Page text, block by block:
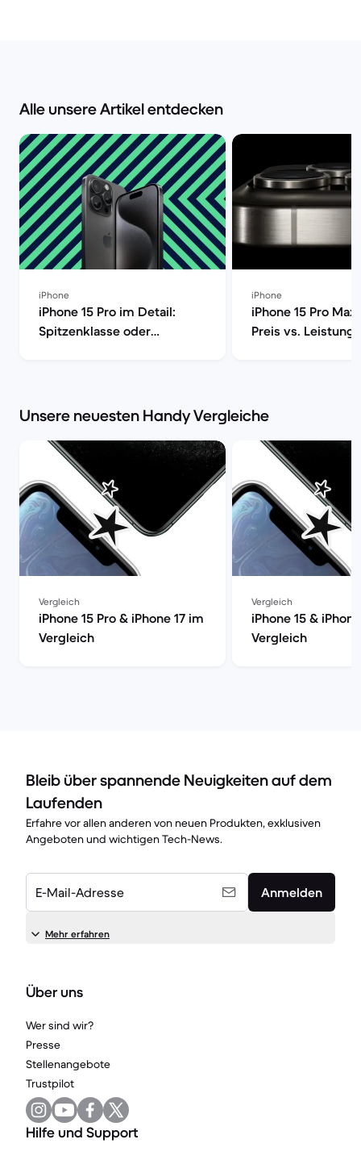
Alle unsere Artikel entdecken
iPhone
iPhone 15 Pro im Detail:
Spitzenklasse oder
iPhone
iPhone 15 Pro
Preis vs. Leistung
Unsere neuesten Handy Vergleiche
Vergleich
iPhone 15 Pro & iPhone 17 im
Vergleich
Vergleich
iPhone 15 &
Vergleich
Bleib über spannende Neuigkeiten auf dem
Laufenden
Erfahre vor allen anderen von neuen Produkten, exklusiven
Angeboten und wichtigen Tech-News.
E-Mail-Adresse Anmelden
Mehr erfahren
Über uns
Wer sind wir?
Presse
Stellenangebote
Trustpilot
Hilfe und Support